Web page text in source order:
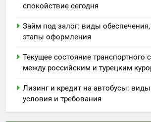
спокойствие сегодня
Займ под залог: виды
этапы оформления
Текущее состояние транспортного
между российским и турецким
Лизинг и кредит на автобусы:
условия и требования